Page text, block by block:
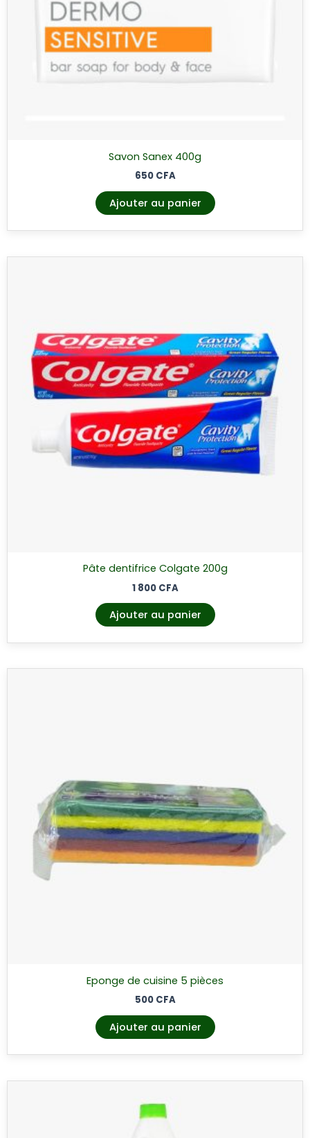
Savon Sanex 400g
650 CFA
Ajouter au panier
Pâte dentifrice Colgate 200g
1 800 CFA
Ajouter au panier
Eponge de cuisine 5 pièces
500 CFA
Ajouter au panier